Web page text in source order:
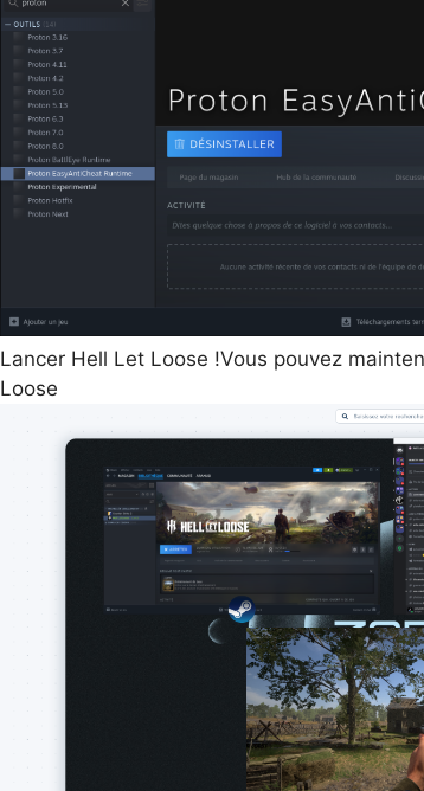
Lancer Hell Let Loose !Vous pouvez
Loose